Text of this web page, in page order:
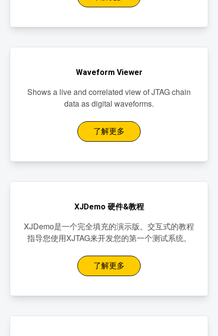
Waveform Viewer
Shows a live and correlated view of JTAG chain
data as digital waveforms.
了解更多
XJDemo 硬件&教程
XJDemo是一个完全填充的演示版。交互式的教程
指导您使用XJTAG来开发您的第一个测试系统。
了解更多